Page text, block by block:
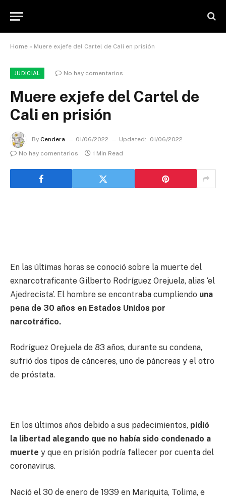
Home » Muere exjefe del Cartel de Cali en prisión
JUDICIAL No hay comentarios
Muere exjefe del Cartel de
Cali en prisión
By Cendera 01/06/2022 Updated:
01/06/2022
No hay comentarios
1 Min Read
En las últimas horas se conoció sobre la muerte del
exnarcotraficante Gilberto Rodríguez Orejuela, alias ‘el
Ajedrecista’. El hombre se encontraba cumpliendo una
pena de 30 años en Estados Unidos por
narcotráfico.
Rodríguez Orejuela de 83 años, durante su condena,
sufrió dos tipos de cánceres, uno de páncreas y el otro
de próstata.
En los últimos años debido a sus padecimientos, pidió
la libertad alegando que no había sido condenado a
muerte y que en prisión podría fallecer por cuenta del
coronavirus.
Nació el 30 de enero de 1939 en Mariquita, Tolima, e